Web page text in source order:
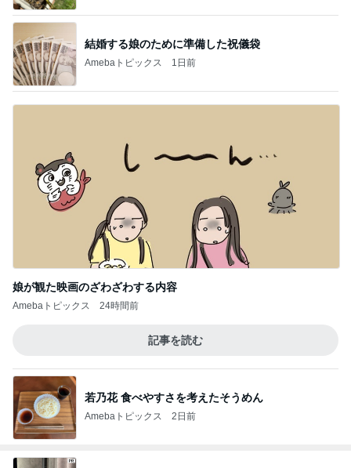
結婚する娘のために準備した祝儀袋
Amebaトピックス 1日前
娘が観た映画のざわざわする内容
Amebaトピックス 24時間前
記事を読む
若乃花 食べやすさを考えたそうめん
Amebaトピックス 2日前